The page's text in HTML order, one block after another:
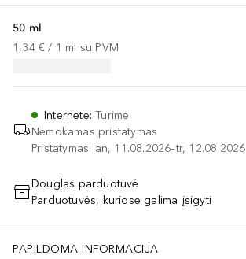
50 ml
1,34 € / 1 ml su PVM
Internete:Turime
Nemokamas pristatymas
Pristatymas: an, 11.08.2026–tr, 12.08.2026
PRIDĖTI Į KREPŠELĮ
Douglas parduotuvė
Parduotuvės, kuriose galima įsigyti
PAPILDOMA INFORMACIJA